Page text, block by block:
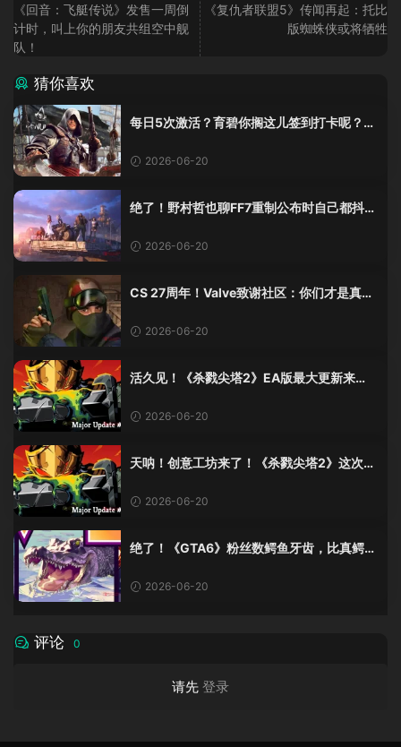
《回音：飞艇传说》发售一周倒
计时，叫上你的朋友共组空中舰
队！
《复仇者联盟5》传闻再起：托比
版蜘蛛侠或将牺牲
猜你喜欢
每日5次激活？育碧你搁这儿签到打卡呢？
2026-06-20
绝了！野村哲也聊FF7重制公布时自己都抖
2026-06-20
CS 27周年！Valve致谢社区：你们才是真传
2026-06-20
活久见！《杀戮尖塔2》EA版最大更新来
2026-06-20
天呐！创意工坊来了！《杀戮尖塔2》这次更
2026-06-20
绝了！《GTA6》粉丝数鳄鱼牙齿，比真鳄鱼
2026-06-20
评论 0
请先 登录